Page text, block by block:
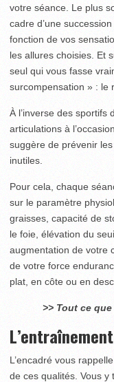
votre séance. Le plus
cadre d’une
fonction de vos
les allures choisies. Et
seul qui vous fasse
surcompensation » : le
À l’inverse des sportifs
articulations à
suggère de prévenir
inutiles.
Pour cela, chaque
sur le paramètre
graisses, capacité de
le foie, élévation du
augmentation de votre
de votre force
plat, en côte ou en
>> Tout ce
L’encadré vous
de ces qualités. Vous